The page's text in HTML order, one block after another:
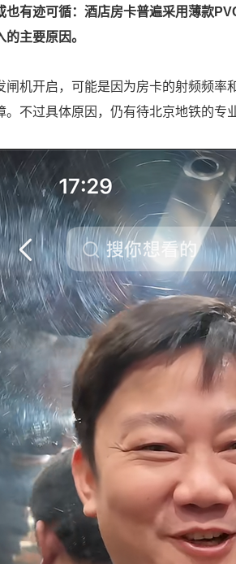
也有迹可循：酒店房卡普遍采用薄款
主要原因。
闸机开启，可能是因为房卡的射频频
。不过具体原因，仍有待北京地铁的专